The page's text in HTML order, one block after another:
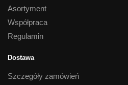
Asortyment
Współpraca
Regulamin
Dostawa
Szczegóły zamówień